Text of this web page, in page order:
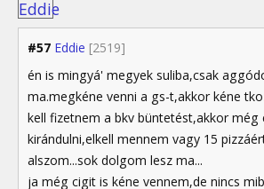
#57 Eddie [2519]
én is mingyá' megyek suliba,csak
ma.megkéne venni a gs-t,akkor kéne
kell fizetnem a bkv büntetést,akkor még
kirándulni,elkell mennem vagy 15
alszom...sok dolgom lesz ma...
ja még cigit is kéne vennem,de nincs